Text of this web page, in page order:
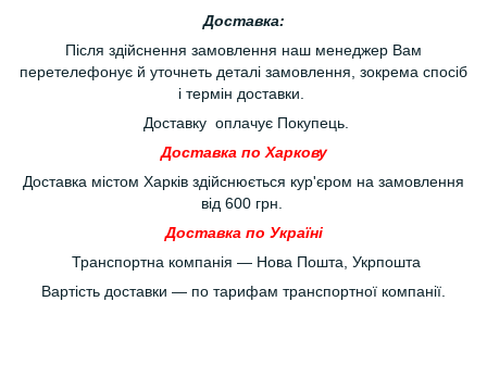
Доставка:
Після здійснення замовлення наш менеджер Вам
перетелефонує й уточнеть деталі замовлення, зокрема спосіб
і термін доставки.
Доставку оплачує Покупець.
Доставка по Харкову
Доставка містом Харків здійснюється кур'єром на замовлення
від 600 грн.
Доставка по Україні
Транспортна компанія — Нова Пошта, Укрпошта
Вартість доставки — по тарифам транспортної компанії.